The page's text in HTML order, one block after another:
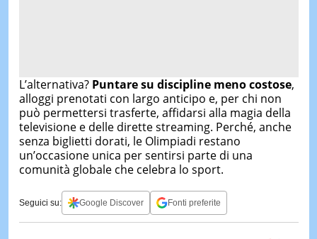
L’alternativa? Puntare su discipline meno costose,
alloggi prenotati con largo anticipo e, per chi non
può permettersi trasferte, affidarsi alla magia della
televisione e delle dirette streaming. Perché, anche
senza biglietti dorati, le Olimpiadi restano
un’occasione unica per sentirsi parte di una
comunità globale che celebra lo sport.
Seguici su: Google Discover Fonti preferite